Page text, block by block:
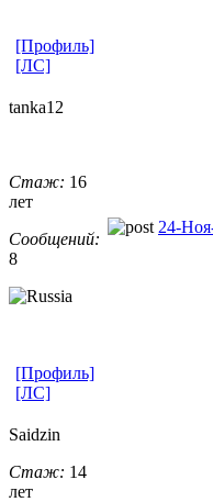
[Профиль]
[ЛС]
tanka12
Стаж: 16
лет
Сообщений:
8
24-
[Профиль]
[ЛС]
Saidzin
Стаж: 14
лет